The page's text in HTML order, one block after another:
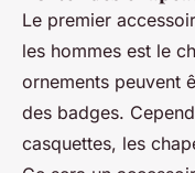
Le premier
les hommes est le
ornements peuvent
des badges.
casquettes, les